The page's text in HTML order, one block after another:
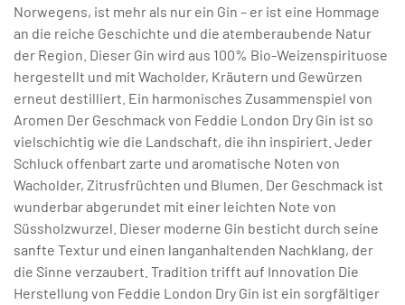
Norwegens, ist mehr als nur ein Gin – er ist eine Hommage
an die reiche Geschichte und die atemberaubende Natur
der Region. Dieser Gin wird aus 100% Bio-Weizenspirituose
hergestellt und mit Wacholder, Kräutern und Gewürzen
erneut destilliert. Ein harmonisches Zusammenspiel von
Aromen Der Geschmack von Feddie London Dry Gin ist so
vielschichtig wie die Landschaft, die ihn inspiriert. Jeder
Schluck offenbart zarte und aromatische Noten von
Wacholder, Zitrusfrüchten und Blumen. Der Geschmack ist
wunderbar abgerundet mit einer leichten Note von
Süssholzwurzel. Dieser moderne Gin besticht durch seine
sanfte Textur und einen langanhaltenden Nachklang, der
die Sinne verzaubert. Tradition trifft auf Innovation Die
Herstellung von Feddie London Dry Gin ist ein sorgfältiger